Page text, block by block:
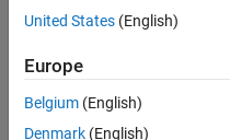
Simscape
tension à circuit ouvert et à
Modèle
United States (English)
Europe
Belgium (English)
Denmark (English)